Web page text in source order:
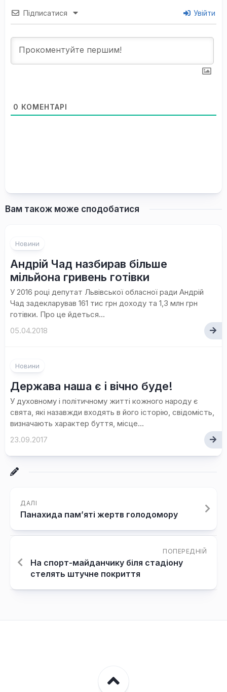
Підписатися Увійти
0 КОМЕНТАРІ
Вам також може сподобатися
Новини
Андрій Чад назбирав більше
мільйона гривень готівки
У 2016 році депутат Львівської обласної ради Андрій
Чад задекларував 161 тис грн доходу та 1,3 млн грн
готівки. Про це йдеться...
05.04.2018
Новини
Держава наша є і вічно буде!
У духовному і політичному житті кожного народу є
свята, які назавжди входять в його історію, свідомість,
визначають характер буття, місце...
23.09.2017
ДАЛІ
Панахида пам’яті жертв голодомору
ПОПЕРЕДНІЙ
На спорт-майданчику біля стадіону
стелять штучне покриття